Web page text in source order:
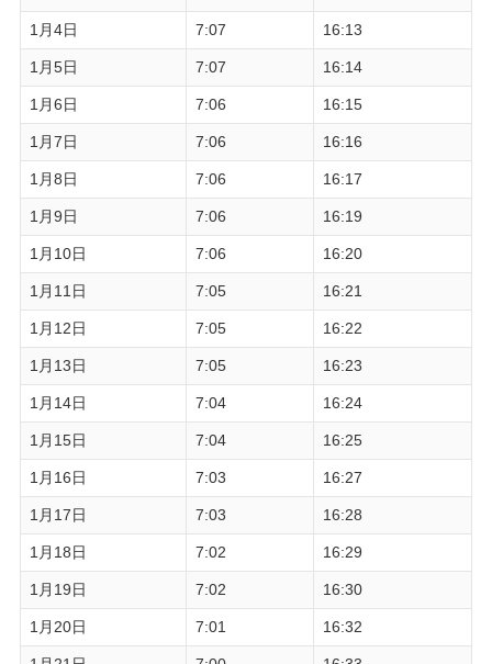
1月4日 7:07 16:13
1月5日 7:07 16:14
1月6日 7:06 16:15
1月7日 7:06 16:16
1月8日 7:06 16:17
1月9日 7:06 16:19
1月10日 7:06 16:20
1月11日 7:05 16:21
1月12日 7:05 16:22
1月13日 7:05 16:23
1月14日 7:04 16:24
1月15日 7:04 16:25
1月16日 7:03 16:27
1月17日 7:03 16:28
1月18日 7:02 16:29
1月19日 7:02 16:30
1月20日 7:01 16:32